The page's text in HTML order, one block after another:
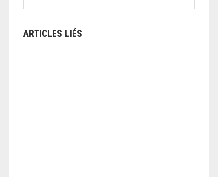
ARTICLES LIÉS